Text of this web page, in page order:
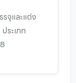
จุและแต่ง
ระเภท